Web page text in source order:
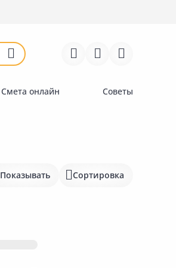
Смета онлайн Советы
Показывать Сортировка